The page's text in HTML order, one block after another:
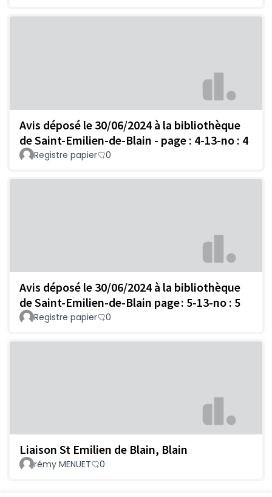
Avis déposé le 30/06/2024 à la bibliothèque
de Saint-Emilien-de-Blain - page : 4-13-no : 4
Registre papier 0
Avis déposé le 30/06/2024 à la bibliothèque
de Saint-Emilien-de-Blain page : 5-13-no : 5
Registre papier 0
Liaison St Emilien de Blain, Blain
rémy MENUET 0